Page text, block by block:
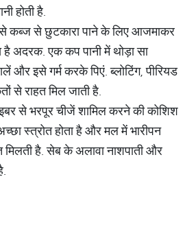
होती है.
कब्ज से छुटकारा पाने के लिए आजमाकर
अदरक. एक कप पानी में थोड़ा सा
इसे गर्म करके पिएं. ब्लोटिंग, पीरियड
से राहत मिल जाती है.
से भरपूर चीजें शामिल करने की कोशिश
स्त्रोत होता है और मल में भारीपन
है. सेब के अलावा नाशपाती और